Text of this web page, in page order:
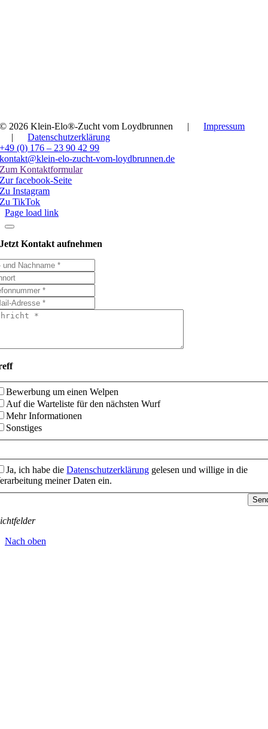
© 2026 Klein-Elo®-Zucht vom Loydbrunnen |
Impressum
|
Datenschutzerklärung
+49 (0) 176 – 23 90 42 99
kontakt@klein-elo-zucht-vom-loydbrunnen.de
Zum Kontaktformular
Zur facebook-Seite
Zu Instagram
Zu TikTok
Page load link
Jetzt Kontakt aufnehmen
Bewerbung um einen Welpen
Auf die Warteliste für den nächsten Wurf
Mehr Informationen
Sonstiges
Ja, ich habe dieDatenschutzerklärung gelesen und willige in die
meiner Daten ein.
Nach oben